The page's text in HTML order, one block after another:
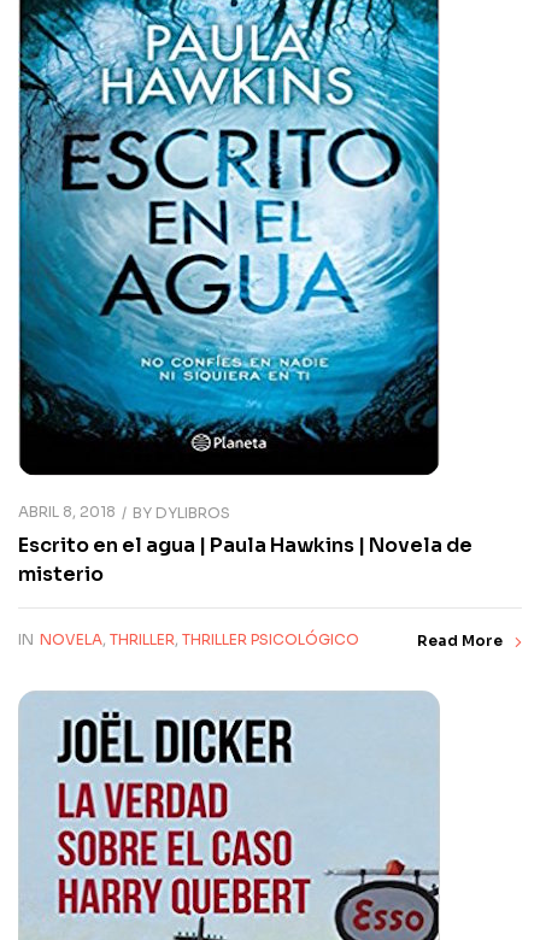
ABRIL 8, 2018 BY DYLIBROS
Escrito en el agua | Paula Hawkins | Novela de
misterio
IN NOVELA, THRILLER, THRILLER PSICOLÓGICO Read More